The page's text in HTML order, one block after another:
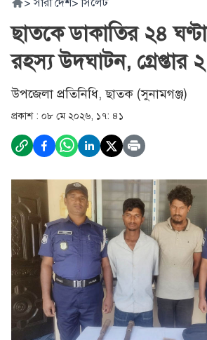
> সারা দেশ> সিলেট
ছাতকে ডাকাতির ২৪
রহস্য উদঘাটন, গ্রেপ্তার ২
উপজেলা প্রতিনিধি, ছাতক (সুনামগঞ্জ)
প্রকাশ : ০৮ মে ২০২৬, ১৭: ৪১